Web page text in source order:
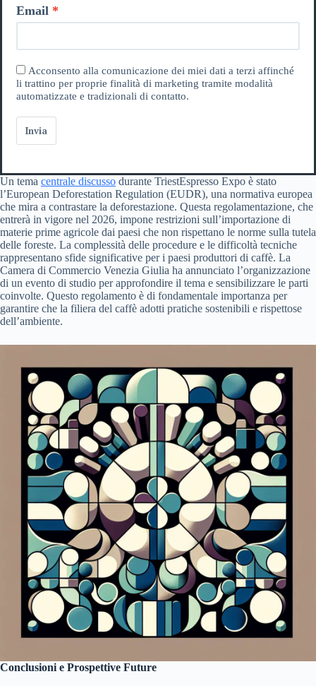
Email
Acconsento alla comunicazione dei miei dati a terzi affinché
li trattino per proprie finalità di marketing tramite modalità
automatizzate e tradizionali di contatto.
Invia
Un tema centrale discusso durante TriestEspresso Expo è stato
l’European Deforestation Regulation (EUDR), una normativa europea
che mira a contrastare la deforestazione. Questa regolamentazione, che
entrerà in vigore nel 2026, impone restrizioni sull’importazione di
materie prime agricole dai paesi che non rispettano le norme sulla tutela
delle foreste. La complessità delle procedure e le difficoltà tecniche
rappresentano sfide significative per i paesi produttori di caffè. La
Camera di Commercio Venezia Giulia ha annunciato l’organizzazione
di un evento di studio per approfondire il tema e sensibilizzare le parti
coinvolte. Questo regolamento è di fondamentale importanza per
garantire che la filiera del caffè adotti pratiche sostenibili e rispettose
dell’ambiente.
Conclusioni e Prospettive Future